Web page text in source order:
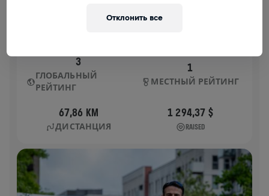
3
ГЛОБАЛЬНЫЙ
РЕЙТИНГ
1
МЕСТНЫЙ РЕЙТИНГ
67,86 KM
ДИСТАНЦИЯ
1 294,37 $
RAISED
Отклонить все